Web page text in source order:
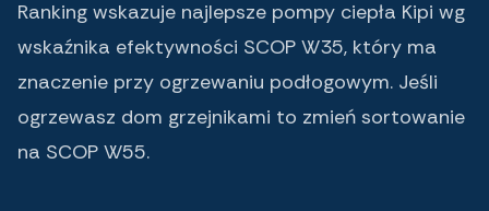
Ranking wskazuje najlepsze pompy ciepła Kipi wg
wskaźnika efektywności SCOP W35, który ma
znaczenie przy ogrzewaniu podłogowym. Jeśli
ogrzewasz dom grzejnikami to zmień sortowanie
na SCOP W55.